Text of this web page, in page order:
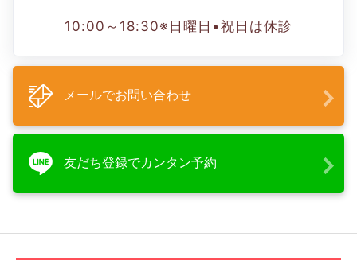
10:00～18:30※日曜日•祝日は休診
メールでお問い合わせ
友だち登録でカンタン予約